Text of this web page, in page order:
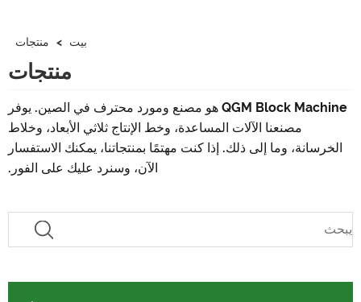
بيت > منتجات
منتجات
QGM Block Machine هو مصنع ومورد محترف في الصين. يوفر
مصنعنا الآلات المساعدة، وخط الإنتاج ثلاثي الأبعاد، وخلاط
الخرسانة، وما إلى ذلك. إذا كنت مهتمًا بمنتجاتنا، يمكنك الاستفسار
الآن، وسنرد عليك على الفور.